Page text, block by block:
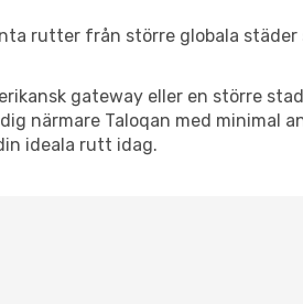
rutter från större globala städer
gateway eller en större
närmare Taloqan med minimal
ideala rutt idag.